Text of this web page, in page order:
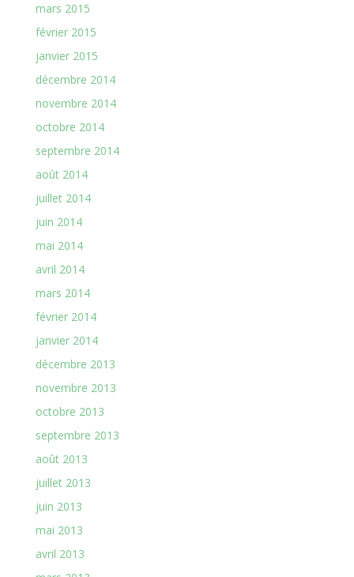
mars 2015
février 2015
janvier 2015
décembre 2014
novembre 2014
octobre 2014
septembre 2014
août 2014
juillet 2014
juin 2014
mai 2014
avril 2014
mars 2014
février 2014
janvier 2014
décembre 2013
novembre 2013
octobre 2013
septembre 2013
août 2013
juillet 2013
juin 2013
mai 2013
avril 2013